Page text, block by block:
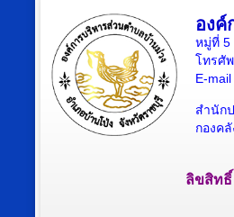
องค์
หมู่ที่ 5
โทรศั
E-mail
สำนัก
กองค
ลิขสิทธิ์